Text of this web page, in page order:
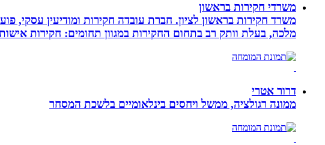
משרדי חקירות בראשון
משרד חקירות בראשון לציון. חברת עובדה חקירות ומודיעין עסקי,
מלכה, בעלת וותק רב בתחום החקירות במגוון תחומים: חקירות
דרור אטרי
ממונה רגולציה, ממשל ויחסים בינלאומיים בלשכת המסחר